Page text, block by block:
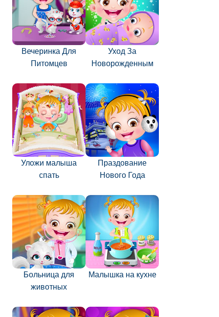
Вечеринка Для
Питомцев
Уход За
Новорожденным
Уложи малыша
спать
Праздование
Нового Года
Больница для
животных
Малышка на кухне